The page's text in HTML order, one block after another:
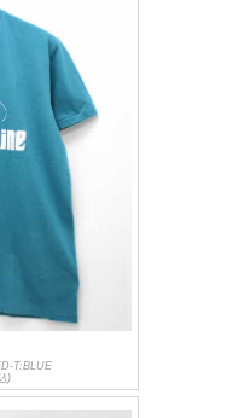
T:BLUE
)